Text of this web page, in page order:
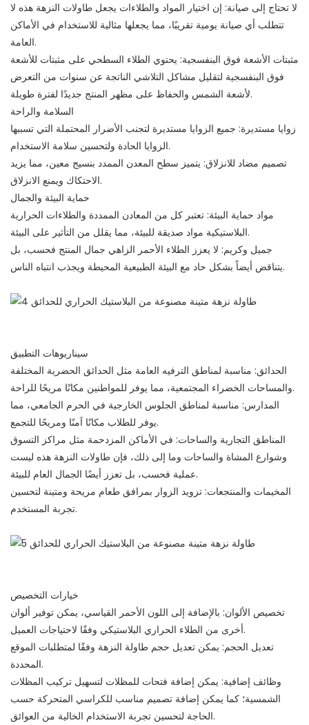
لا تحتاج إلى صيانة: إن اختيار المواد والطلاءات يجعل طاولات النزهة هذه لا
تتطلب أي صيانة يومية تقريبًا، مما يجعلها مثالية للاستخدام في الأماكن
العامة.
مثبتات الأشعة فوق البنفسجية: يحتوي الطلاء السطحي على مثبتات للأشعة
فوق البنفسجية لتقليل مشاكل التلاشي الناتجة عن سنوات من التعرض
لأشعة الشمس والحفاظ على مظهر المنتج جديدًا لفترة طويلة.
السلامة والراحة
زوايا مستديرة: جميع الزوايا مستديرة لتجنب الأضرار المحتملة التي تسببها
الزوايا الحادة ولتحسين سلامة الاستخدام.
تصميم مضاد للانزلاق: يتميز سطح المعدن الممدد بنسيج معين، مما يزيد
الاحتكاك ويمنع الانزلاق.
حماية البيئة والجمال
مواد حماية البيئة: تعتبر كل من المعادن الممددة والطلاءات الحرارية
البلاستيكية مواد صديقة للبيئة، مما يقلل من التأثير على البيئة.
جميل وكريم: لا يعزز الطلاء الأحمر الزاهي جمال المنتج فحسب، بل
يتناقض أيضاً بشكل حاد مع البيئة الطبيعية المحيطة ويجذب انتباه الناس.
سيناريوهات التطبيق
الحدائق: مناسبة لمناطق الترفيه العامة مثل الحدائق الحضرية المختلفة
والمساحات الخضراء المجتمعية، مما يوفر للمواطنين مكانًا مريحًا للراحة.
المدارس: مناسبة لمناطق الجلوس الخارجية في الحرم الجامعي، مما
يوفر للطلاب مكانًا آمنًا ومريحًا للتجمع.
المناطق التجارية والساحات: في الأماكن المزدحمة مثل مراكز التسوق
وشوارع المشاة والساحات وما إلى ذلك، فإن طاولات النزهة هذه ليست
عملية فحسب، بل تعزز أيضًا الجمال العام للبيئة.
المخيمات والمنتجعات: تزويد الزوار بمرافق طعام مريحة ومتينة لتحسين
تجربة المستخدم.
خيارات التخصيص
تخصيص الألوان: بالإضافة إلى اللون الأحمر القياسي، يمكن توفير ألوان
أخرى من الطلاء الحراري البلاستيكي وفقًا لاحتياجات العميل.
تعديل الحجم: يمكن تعديل حجم طاولة النزهة وفقًا لمتطلبات الموقع
المحددة.
وظائف إضافية: يمكن إضافة فتحات للمظلات لتسهيل تركيب المظلات
الشمسية؛ كما يمكن إضافة تصميم مناسب للكراسي المتحركة حسب
الحاجة لتحسين تجربة الاستخدام الخالية من العوائق.